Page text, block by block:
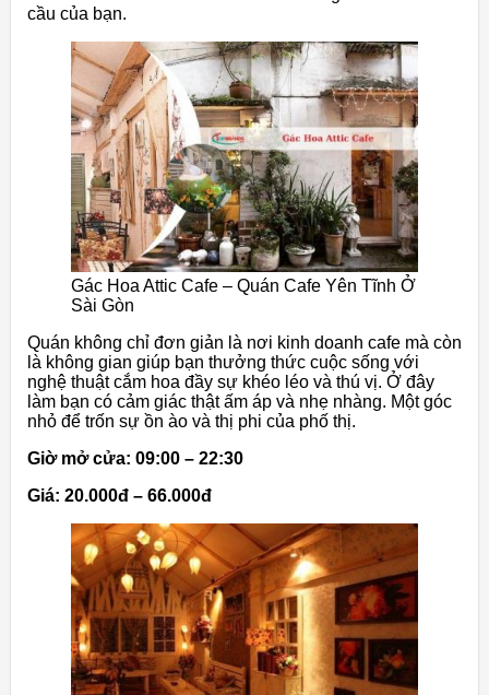
cầu của bạn.
Gác Hoa Attic Cafe – Quán Cafe Yên Tĩnh Ở
Sài Gòn
Quán không chỉ đơn giản là nơi kinh doanh cafe mà còn
là không gian giúp bạn thưởng thức cuộc sống với
nghệ thuật cắm hoa đầy sự khéo léo và thú vị. Ở đây
làm bạn có cảm giác thật ấm áp và nhẹ nhàng. Một góc
nhỏ để trốn sự ồn ào và thị phi của phố thị.
Giờ mở cửa: 09:00 – 22:30
Giá: 20.000đ – 66.000đ